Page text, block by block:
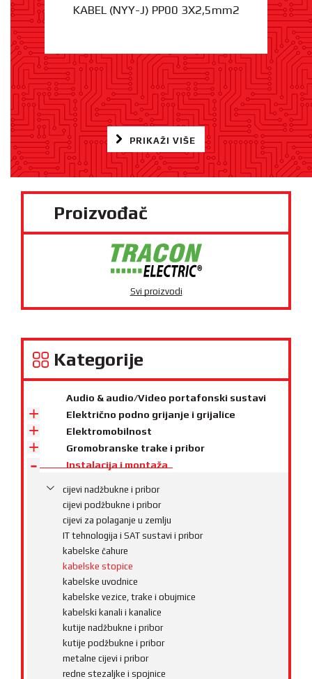
Proizvođač
Svi proizvodi
Kategorije
Audio & audio/Video portafonski sustavi
Električno podno grijanje i grijalice
Elektromobilnost
Gromobranske trake i pribor
Instalacija i montaža
cijevi nadžbukne i pribor
cijevi podžbukne i pribor
cijevi za polaganje u zemlju
IT tehnologija i SAT sustavi i pribor
kabelske čahure
kabelske stopice
kabelske uvodnice
kabelske vezice, trake i obujmice
kabelski kanali i kanalice
kutije nadžbukne i pribor
kutije podžbukne i pribor
metalne cijevi i pribor
redne stezaljke i spojnice
KABEL (NYY-J) PP00 3X2,5mm2
PRIKAŽI VIŠE